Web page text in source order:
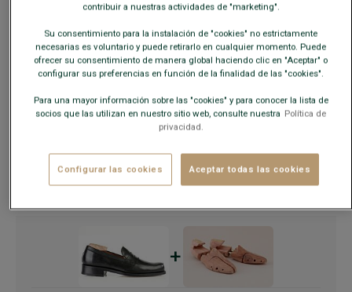
Descuentos adicionales desde 2 pares
MIX & MATCH
Combine como desee: 2 pares de vestir,2 pares
Envío gratis en España a partir de 99€ de compra
+
contribuir a nuestras actividades de "marketing".
Su consentimiento para la instalación de "cookies" no estrictamente
necesarias es voluntario y puede retirarlo en cualquier momento. Puede
ofrecer su consentimiento de manera global haciendo clic en "Aceptar" o
configurar sus preferencias en función de la finalidad de las "cookies".
Para una mayor información sobre las "cookies" y para conocer la lista de
socios que las utilizan en nuestro sitio web, consulte nuestra Política de
privacidad.
Configurar las cookies Aceptar todas las cookies